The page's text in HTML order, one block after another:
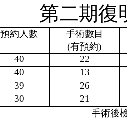
第二期復
預約人數
手術數目
(有預約)
40
22
40
13
39
26
30
21
手術後